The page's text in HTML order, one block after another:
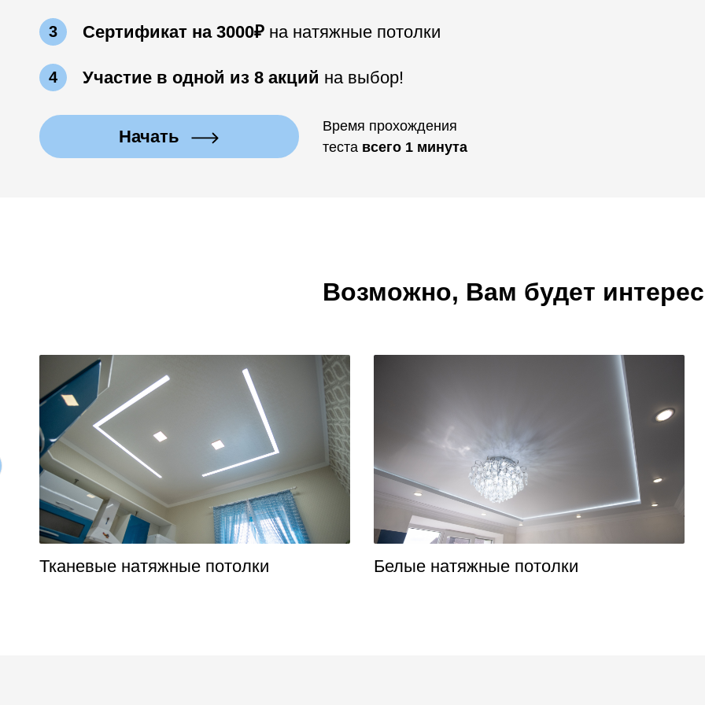
3 Сертификат на 3000₽ на натяжные потолки
4 Участие в одной из 8 акций на выбор!
Начать
Время прохождения
теста всего 1 минута
Возможно, Вам будет
Тканевые натяжные потолки Белые натяжные потолки